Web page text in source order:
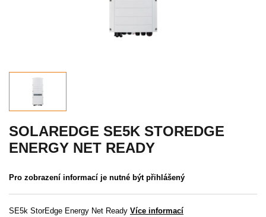
MENU
KONTAKTY
UŽIVATELSKÉ MENU
Menu
Přihlášení
Registrace
SOLAREDGE SE5K STOREDGE
ENERGY NET READY
Pro zobrazení informací je nutné být přihlášený
SE5k StorEdge Energy Net Ready Více informací